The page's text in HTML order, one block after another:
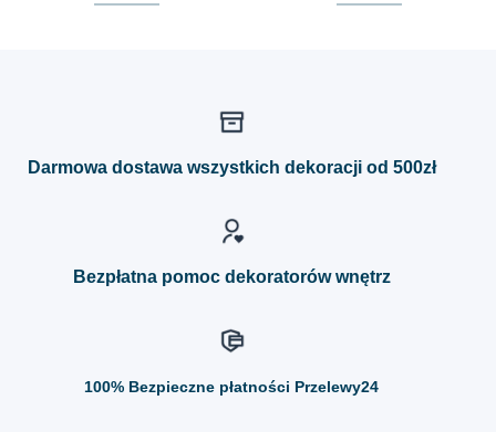
można
Darmowa dostawa wszystkich dekoracji od 500zł
Bezpłatna pomoc dekoratorów wnętrz
100% Bezpieczne płatności Przelewy24